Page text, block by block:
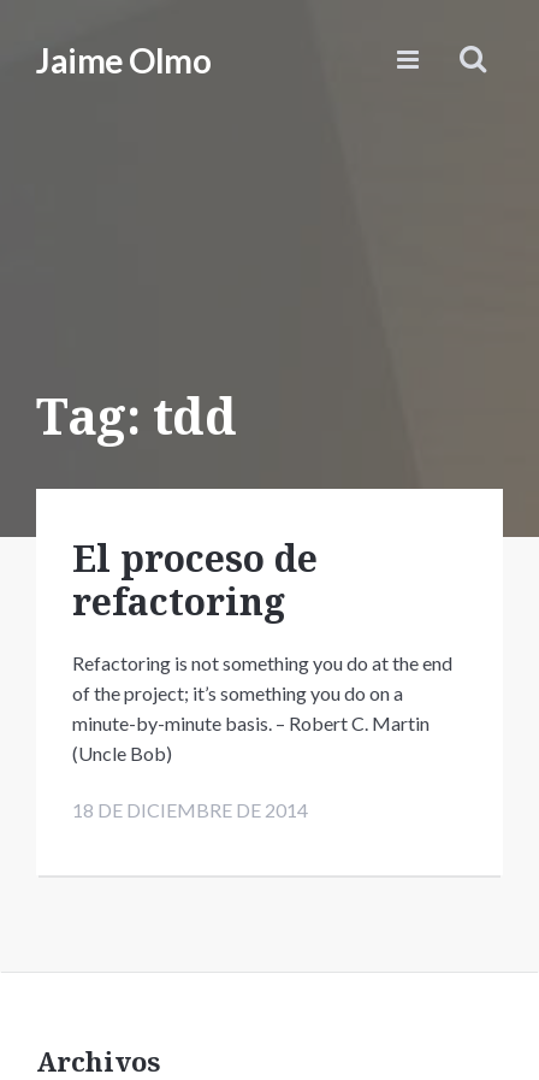
Jaime Olmo
Tag: tdd
El proceso de
refactoring
Refactoring is not something you do at the end
of the project; it’s something you do on a
minute-by-minute basis. – Robert C. Martin
(Uncle Bob)
18 DE DICIEMBRE DE 2014
Archivos